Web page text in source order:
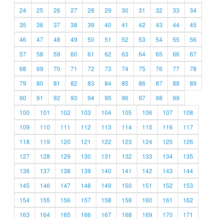
24
25 26 27 28 29 30 31 32 33
34
35
36 37 38 39 40 41 42 43 44
45
46
47 48 49 50 51 52 53 54 55
56
57
58 59 60 61 62 63 64 65 66
67
68
69 70 71 72 73 74 75 76 77
78
79
80 81 82 83 84 85 86 87 88
89
90
91 92 93 94 95 96 97 98
99
100
101 102 103 104 105 106 107
108
109
110 111 112 113 114 115 116
117
118
119 120 121 122 123 124 125
126
127
128 129 130 131 132 133 134
135
136
137 138 139 140 141 142 143
144
145
146 147 148 149 150 151 152
153
154
155 156 157 158 159 160 161
162
163
164 165 166 167 168 169 170
171